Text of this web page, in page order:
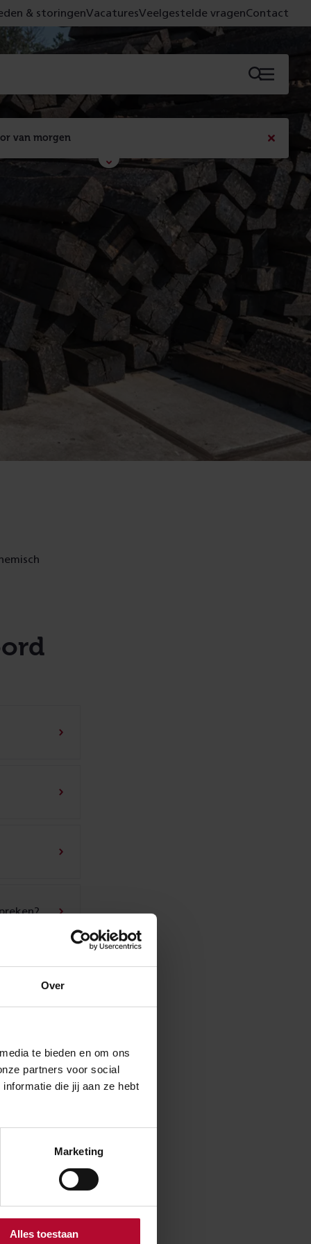
Over
te bieden en om ons
partners voor social
die jij aan ze hebt
Marketing
Alles toestaan
van morgen
Met de campagne 'Voor 't spoor naar morgen' laten
we zien wat er vandaag gebeurt en wat dat -
figuurlijk gezien - morgen oplevert.
Lees meer
sluiten
& storingenVacaturesVeelgestelde vragenContact
Menu